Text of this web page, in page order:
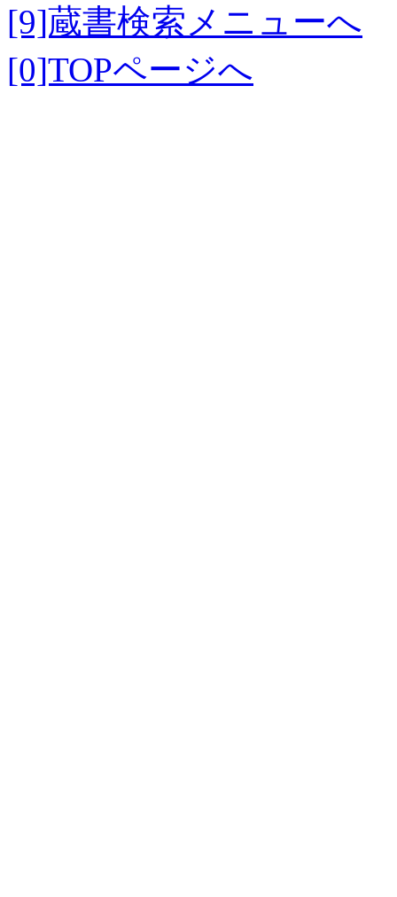
[9]蔵書検索メニューへ
[0]TOPページへ